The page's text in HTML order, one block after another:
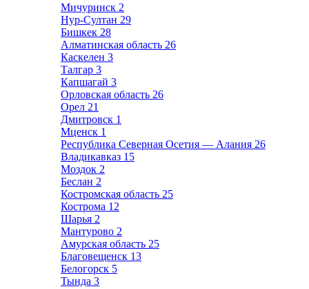
Мичуринск 2
Нур-Султан 29
Бишкек 28
Алматинская область 26
Каскелен 3
Талгар 3
Капшагай 3
Орловская область 26
Орел 21
Дмитровск 1
Мценск 1
Республика Северная Осетия — Алания 26
Владикавказ 15
Моздок 2
Беслан 2
Костромская область 25
Кострома 12
Шарья 2
Мантурово 2
Амурская область 25
Благовещенск 13
Белогорск 5
Тында 3